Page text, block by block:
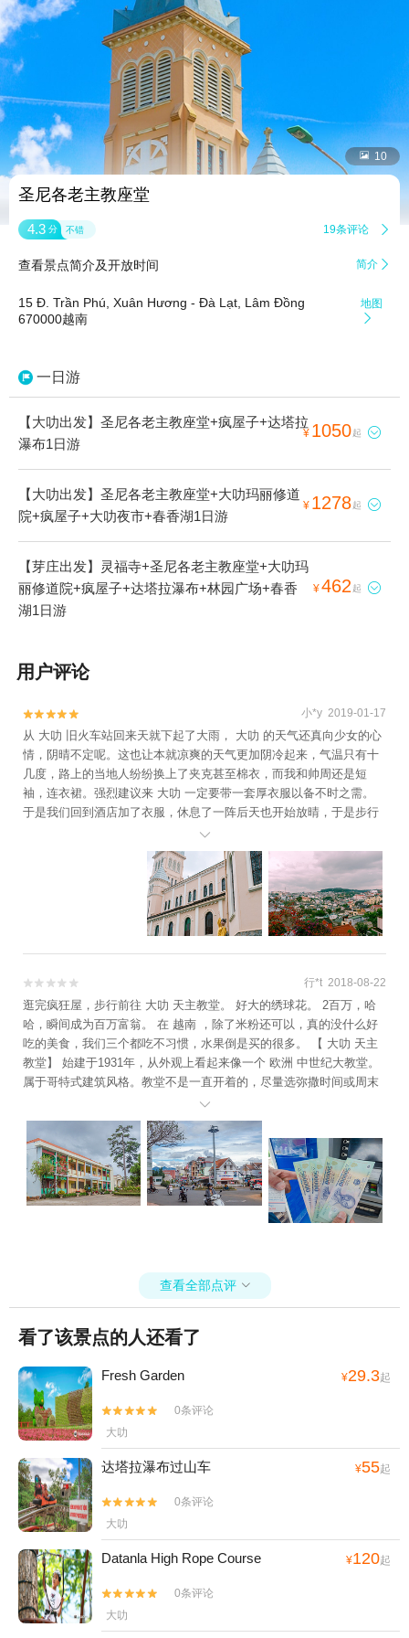
 10
圣尼各老主教座堂
4.3 分 不错 19条评论 
查看景点简介及开放时间 简介 
15 Đ. Trần Phú, Xuân Hương - Đà Lạt, Lâm Đồng
670000越南
地图

一日游
【大叻出发】圣尼各老主教座堂+疯屋子+达塔拉
瀑布1日游
¥ 1050起 
【大叻出发】圣尼各老主教座堂+大叻玛丽修道
院+疯屋子+大叻夜市+春香湖1日游
¥ 1278起 
【芽庄出发】灵福寺+圣尼各老主教座堂+大叻玛
丽修道院+疯屋子+达塔拉瀑布+林园广场+春香
湖1日游
¥462 起 
用户评论

 小*y 2019-01-17
从 大叻 旧火车站回来天就下起了大雨， 大叻 的天气还真向少女的心
情，阴晴不定呢。这也让本就凉爽的天气更加阴冷起来，气温只有十
几度，路上的当地人纷纷换上了夹克甚至棉衣，而我和帅周还是短
袖，连衣裙。强烈建议来 大叻 一定要带一套厚衣服以备不时之需。
于是我们回到酒店加了衣服，休息了一阵后天也开始放晴，于是步行
到 大叻 天主教堂，似乎这里并不是旅行团的景点，进门才发现只有我
们一对游客，门口一对情侣正在拍婚纱照。感觉世界人民的婚纱照都
是一个风格呢。 教堂后面有个小栅栏门，从那里望去也能看到 大叻


 行*t 2018-08-22
逛完疯狂屋，步行前往 大叻 天主教堂。 好大的绣球花。 2百万，哈
哈，瞬间成为百万富翁。 在 越南 ，除了米粉还可以，真的没什么好
吃的美食，我们三个都吃不习惯，水果倒是买的很多。 【 大叻 天主
教堂】 始建于1931年，从外观上看起来像一个 欧洲 中世纪大教堂。
属于哥特式建筑风格。教堂不是一直开着的，尽量选​弥撒时间或周末
去。另外，由于教堂地理位置较高，这里可以俯瞰 大叻 城色彩缤纷的
房子，十分漂亮。 开放时间：7:00-19:00；弥撒时间：周一至周六5:3
0和17:30，周日5:15、7:15、8:30、16:00、18:00 地址：D Tran Phu
S of Town Centre, Da Lat, Vietnam 门票：免费 天主教堂旁边可以俯
瞰 大叻 的彩色房子。

查看全部点评 
看了该景点的人还看了
Fresh Garden ¥29.3起


0条评论
大叻
达塔拉瀑布过山车 ¥55起


0条评论
大叻
Datanla High Rope Course ¥120起


0条评论
大叻
